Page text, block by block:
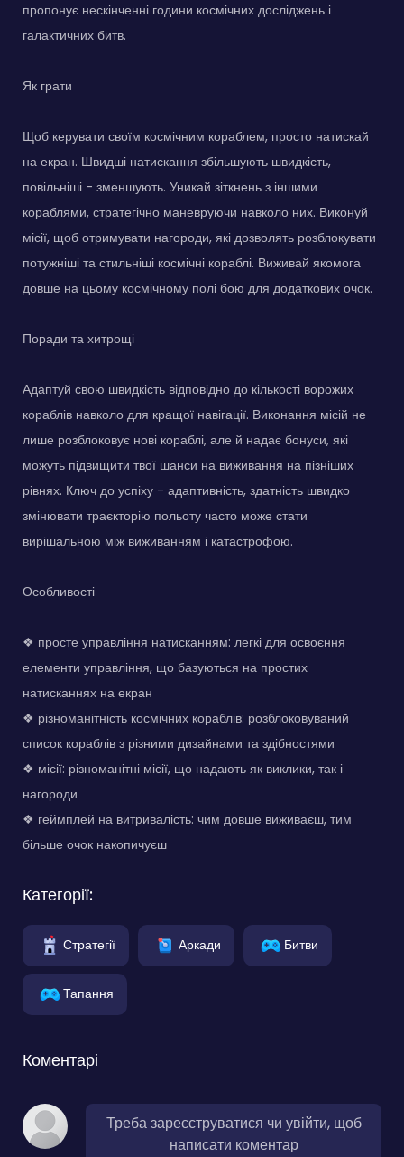
пропонує нескінченні години космічних досліджень і
галактичних битв.
Як грати
Щоб керувати своїм космічним кораблем, просто натискай
на екран. Швидші натискання збільшують швидкість,
повільніші - зменшують. Уникай зіткнень з іншими
кораблями, стратегічно маневруючи навколо них. Виконуй
місії, щоб отримувати нагороди, які дозволять розблокувати
потужніші та стильніші космічні кораблі. Виживай якомога
довше на цьому космічному полі бою для додаткових очок.
Поради та хитрощі
Адаптуй свою швидкість відповідно до кількості ворожих
кораблів навколо для кращої навігації. Виконання місій не
лише розблоковує нові кораблі, але й надає бонуси, які
можуть підвищити твої шанси на виживання на пізніших
рівнях. Ключ до успіху - адаптивність, здатність швидко
змінювати траєкторію польоту часто може стати
вирішальною між виживанням і катастрофою.
Особливості
❖ просте управління натисканням: легкі для освоєння
елементи управління, що базуються на простих
натисканнях на екран
❖ різноманітність космічних кораблів: розблоковуваний
список кораблів з різними дизайнами та здібностями
❖ місії: різноманітні місії, що надають як виклики, так і
нагороди
❖ геймплей на витривалість: чим довше виживаєш, тим
більше очок накопичуєш
Категорії:
Стратегії Аркади Битви
Тапання
Коментарі
Треба зареєструватися чи увійти, щоб
написати коментар